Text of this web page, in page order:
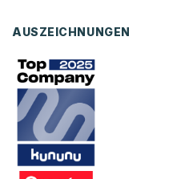
AUSZEICHNUNGEN